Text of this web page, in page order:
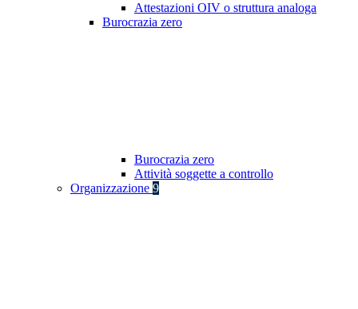
Attestazioni OIV o struttura analoga
Burocrazia zero
Burocrazia zero
Attività soggette a controllo
Organizzazione 9